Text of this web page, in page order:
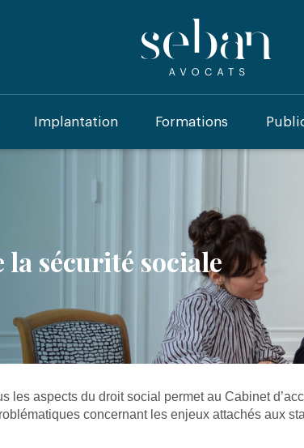
Implantation Formations
sécurité sociale
les aspects du droit social permet au Cabinet
concernant les enjeux attachés aux